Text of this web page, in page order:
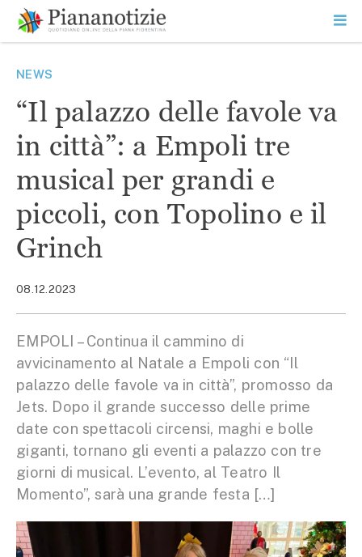
contenuto
SEARCH
NEWS
“Il palazzo delle favole va
in città”: a Empoli tre
musical per grandi e
piccoli, con Topolino e il
Grinch
08.12.2023
EMPOLI – Continua il cammino di
avvicinamento al Natale a Empoli con “Il
palazzo delle favole va in città”, promosso da
Jets. Dopo il grande successo delle prime
date con spettacoli circensi, maghi e bolle
giganti, tornano gli eventi a palazzo con tre
giorni di musical. L’evento, al Teatro Il
Momento”, sarà una grande festa […]